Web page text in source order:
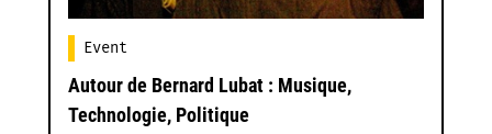
Event
Autour de Bernard Lubat : Musique,
Technologie, Politique